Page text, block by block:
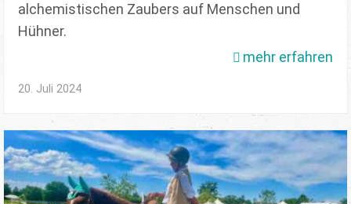
alchemistischen Zaubers auf Menschen und
Hühner.
mehr erfahren
20. Juli 2024